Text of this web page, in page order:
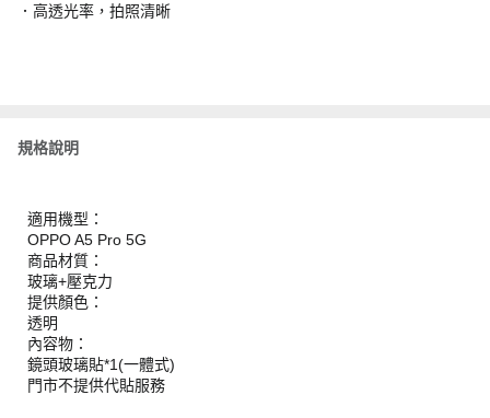
．高透光率，拍照清晰
規格說明
適用機型：
OPPO A5 Pro 5G
商品材質：
玻璃+壓克力
提供顏色：
透明
內容物：
鏡頭玻璃貼*1(一體式)
門市不提供代貼服務